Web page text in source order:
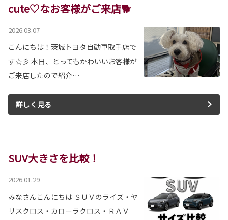
cute♡なお客様がご来店🐕
2026.03.07
こんにちは！茨城トヨタ自動車取手店で
す☆彡 本日、とってもかわいいお客様が
ご来店したので紹介…
詳しく見る
SUV大きさを比較！
2026.01.29
みなさんこんにちは ＳＵＶのライズ・ヤ
リスクロス・カローラクロス・ＲＡＶ